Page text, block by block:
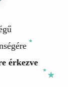
érkezve